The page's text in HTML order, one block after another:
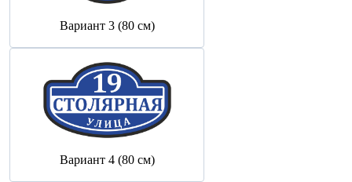
Вариант 3 (80 см)
Вариант 4 (80 см)